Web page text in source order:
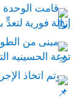
قامت الوحدة
إزالة فورية
ترعة الحسينيه
وتم اتخاذ